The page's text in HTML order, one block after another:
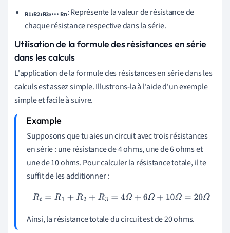
R1,R2,R3,... Rn: Représente la valeur de résistance de
chaque résistance respective dans la série.
Utilisation de la formule des résistances en série
dans les calculs
L'application de la formule des résistances en série dans les
calculs est assez simple. Illustrons-la à l'aide d'un exemple
simple et facile à suivre.
Supposons que tu aies un circuit avec trois résistances
en série : une résistance de 4 ohms, une de 6 ohms et
une de 10 ohms. Pour calculer la résistance totale, il te
suffit de les additionner :
Rt=R1 +R 2+R 3=4 Ω+6Ω+10Ω=20Ω
Ainsi, la résistance totale du circuit est de 20 ohms.